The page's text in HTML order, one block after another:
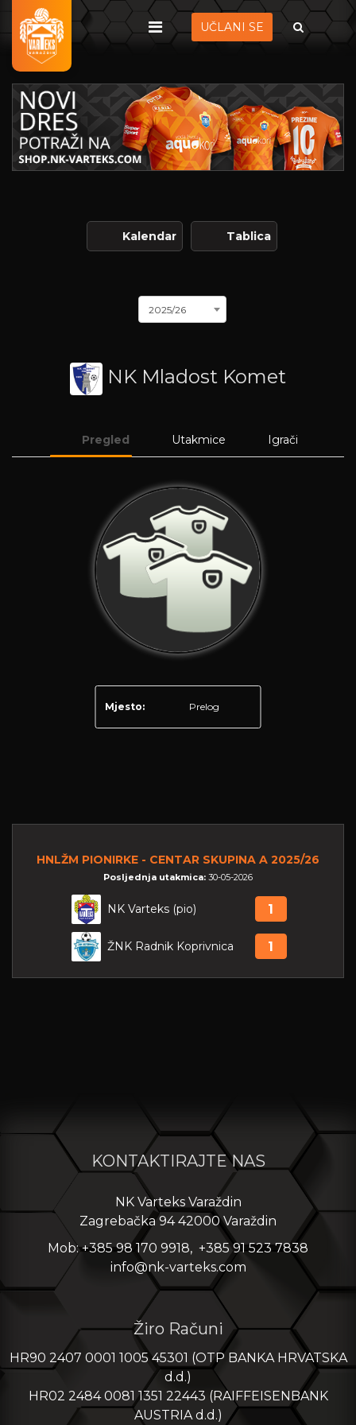
UČLANI SE
Kalendar Tablica
2025/26
NK Mladost Komet
Pregled Utakmice Igrači
Mjesto: Prelog
HNLŽM PIONIRKE - CENTAR SKUPINA A 2025/26
Posljednja utakmica: 30-05-2026
NK Varteks (pio) 1
ŽNK Radnik Koprivnica 1
KONTAKTIRAJTE NAS
NK Varteks Varaždin
Zagrebačka 94 42000 Varaždin
Mob: +385 98 170 9918, +385 91 523 7838
info@nk-varteks.com
Žiro Računi
HR90 2407 0001 1005 45301 (OTP BANKA HRVATSKA
d.d.)
HR02 2484 0081 1351 22443 (RAIFFEISENBANK
AUSTRIA d.d.)